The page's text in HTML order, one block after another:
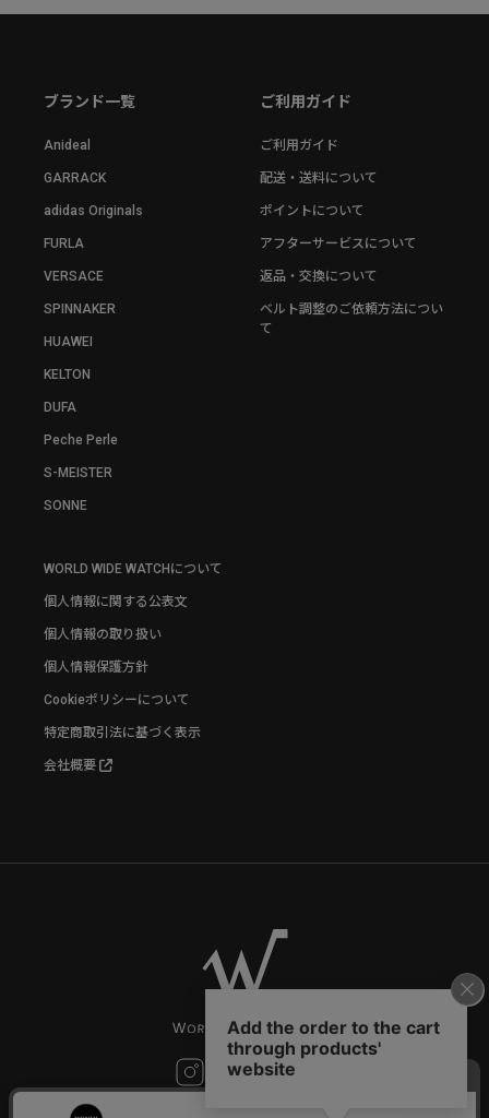
ブランド一覧
Anideal
GARRACK
adidas Originals
FURLA
VERSACE
SPINNAKER
HUAWEI
KELTON
DUFA
Peche Perle
S-MEISTER
SONNE
ご利用ガイド
ご利用ガイド
配送・送料について
ポイントについて
アフターサービスについて
返品・交換について
ベルト調整のご依頼方法につい
て
WORLD WIDE WATCHについて
個人情報に関する公表文
個人情報の取り扱い
個人情報保護方針
Cookieポリシーについて
特定商取引法に基づく表示
会社概要